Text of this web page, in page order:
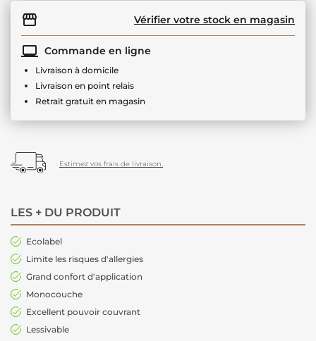
Vérifier votre stock en magasin
Commande en ligne
Livraison à domicile
Livraison en point relais
Retrait gratuit en magasin
Estimez vos frais de livraison.
LES + DU PRODUIT
Ecolabel
Limite les risques d'allergies
Grand confort d'application
Monocouche
Excellent pouvoir couvrant
Lessivable